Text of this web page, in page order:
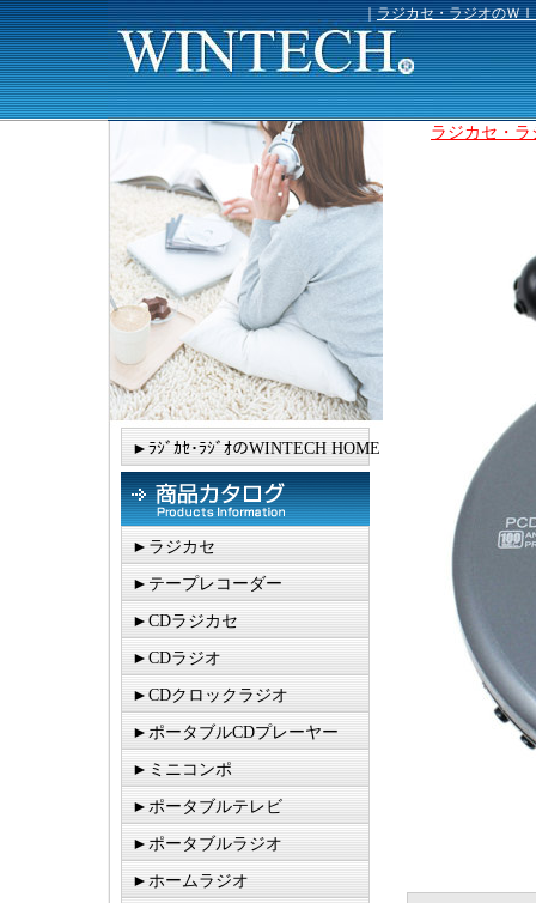
｜ラジカセ・ラジオのＷ
►ﾗｼﾞｶｾ･ﾗｼﾞｵのWINTECH HOME
►ラジカセ
►テープレコーダー
►CDラジカセ
►CDラジオ
►CDクロックラジオ
►ポータブルCDプレーヤー
►ミニコンポ
►ポータブルテレビ
►ポータブルラジオ
►ホームラジオ
ラジカセ・